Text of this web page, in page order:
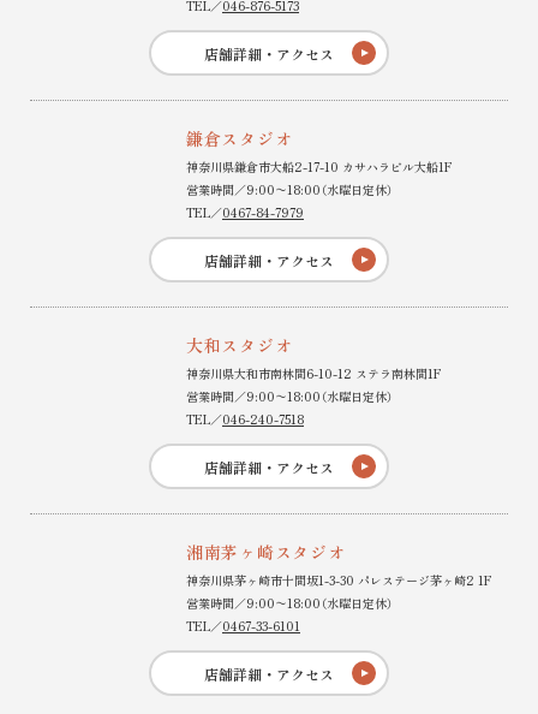
TEL／046-876-5173
店舗詳細・アクセス
鎌倉スタジオ
神奈川県鎌倉市大船2-17-10 カサハラビル大船1F
営業時間／9:00〜18:00（水曜日定休）
TEL／0467-84-7979
店舗詳細・アクセス
大和スタジオ
神奈川県大和市南林間6-10-12 ステラ南林間1F
営業時間／9:00〜18:00（水曜日定休）
TEL／046-240-7518
店舗詳細・アクセス
湘南茅ヶ崎スタジオ
神奈川県茅ヶ崎市十間坂1-3-30 パレステージ茅ヶ崎2 1F
営業時間／9:00〜18:00（水曜日定休）
TEL／0467-33-6101
店舗詳細・アクセス